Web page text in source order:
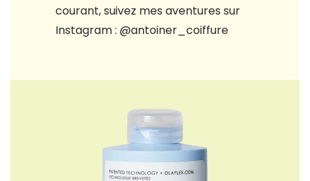
courant, suivez mes aventures sur
Instagram : @antoiner_coiffure